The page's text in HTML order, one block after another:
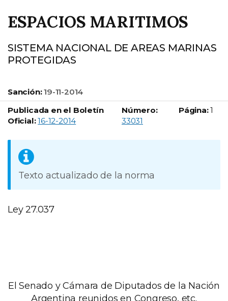
ESPACIOS MARITIMOS
SISTEMA NACIONAL DE AREAS MARINAS
PROTEGIDAS
Sanción: 19-11-2014
Publicada en el Boletín
Oficial: 16-12-2014
Número:
Boletín Oficial número:
33031
Página: 1
Texto actualizado de la norma
Ley 27.037
El Senado y Cámara de Diputados de la Nación
Argentina reunidos en Congreso, etc.